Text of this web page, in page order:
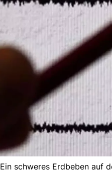
Ein schweres Erdbeben auf